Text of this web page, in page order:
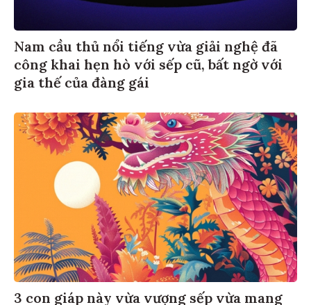
Nam cầu thủ nổi tiếng vừa giải nghệ đã
công khai hẹn hò với sếp cũ, bất ngờ với
gia thế của đàng gái
3 con giáp này vừa vượng sếp vừa mang